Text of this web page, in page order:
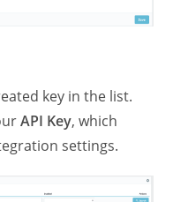
key in the list.
API Key, which
settings.